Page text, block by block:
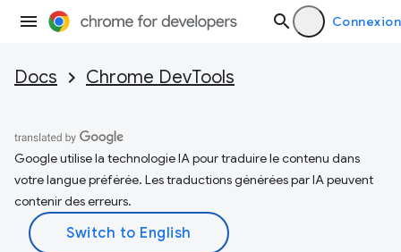
Connexion
Docs Chrome DevTools
Google utilise la technologie IA pour traduire le contenu dans
votre langue préférée. Les traductions générées par IA peuvent
contenir des erreurs.